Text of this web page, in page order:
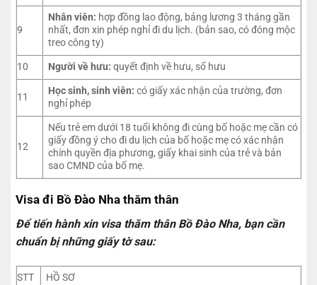
9
Nhân viên: hợp đồng lao động, bảng lương 3 tháng gần
nhất, đơn xin phép nghỉ đi du lịch. (bản sao, có đóng mộc
treo công ty)
10
Người về hưu:quyết định về hưu, sổ hưu
11
Học sinh, sinh viên: có giấy xác nhận của trường, đơn
nghỉ phép
12
Nếu trẻ em dưới 18 tuổi không đi cùng bố hoặc mẹ cần có
giấy đồng ý cho đi du lịch của bố hoặc mẹ có xác nhận
chính quyền địa phương, giấy khai sinh của trẻ và bản
sao CMND của bố mẹ.
Visa đi Bồ Đào Nha thăm thân
Để tiến hành xin visa thăm thân Bồ Đào Nha, bạn cần
chuẩn bị những giấy tờ sau:
STT
HỒ SƠ